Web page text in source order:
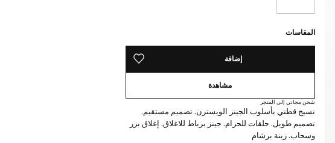
المقاسات
إضافة حفظه في قائمة منتجاتك المفضلة
مشاهدة
شحن مجاني إلى المتجر
نسيج قطني بأسلوب الجينز الويسترن. تصميم مستقيم.
تصميم طويل. حلقات للحزام. جينز برباط للاغلاق. إغلاق بزر
وسحاب. زينة برشام